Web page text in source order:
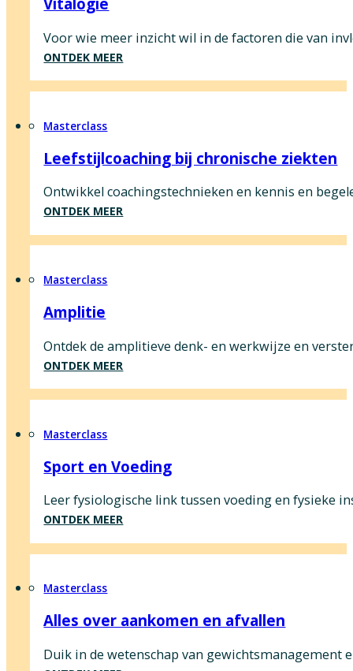
Voor wie meer inzicht wil in de factoren die van
ONTDEK MEER
Masterclass
Leefstijlcoaching bij chronische ziekten
Ontwikkel coachingstechnieken en kennis en
ONTDEK MEER
Masterclass
Amplitie
Ontdek de amplitieve denk- en werkwijze en
ONTDEK MEER
Masterclass
Sport en Voeding
Leer fysiologische link tussen voeding en fysieke
ONTDEK MEER
Masterclass
Alles over aankomen en afvallen
Duik in de wetenschap van gewichtsmanagement